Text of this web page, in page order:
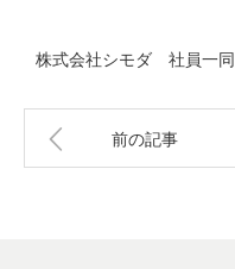
株式会社シモダ 社員一同
前の記事